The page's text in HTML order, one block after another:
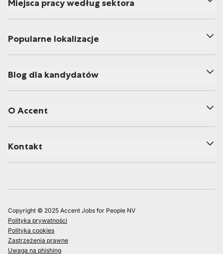
Miejsca pracy według sektora
Popularne lokalizacje
Blog dla kandydatów
O Accent
Kontakt
Copyright © 2025 Accent Jobs for People NV
Polityka prywatności
Polityka cookies
Zastrzeżenia prawne
Uwaga na phishing